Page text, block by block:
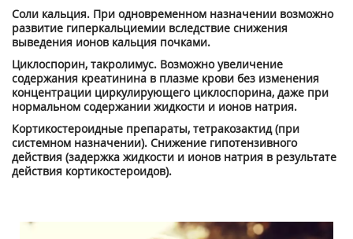
Соли кальция. При одновременном назначении возможно
развитие гиперкальциемии вследствие снижения
выведения ионов кальция почками.
Циклоспорин, такролимус. Возможно увеличение
содержания креатинина в плазме крови без изменения
концентрации циркулирующего циклоспорина, даже при
нормальном содержании жидкости и ионов натрия.
Кортикостероидные препараты, тетракозактид (при
системном назначении). Снижение гипотензивного
действия (задержка жидкости и ионов натрия в результате
действия кортикостероидов).